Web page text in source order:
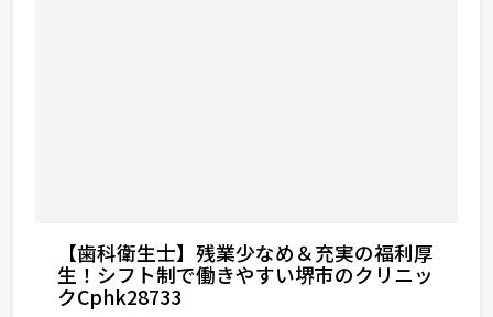
【歯科衛生士】残業少なめ＆充実の福利厚
生！シフト制で働きやすい堺市のクリニッ
クCphk28733